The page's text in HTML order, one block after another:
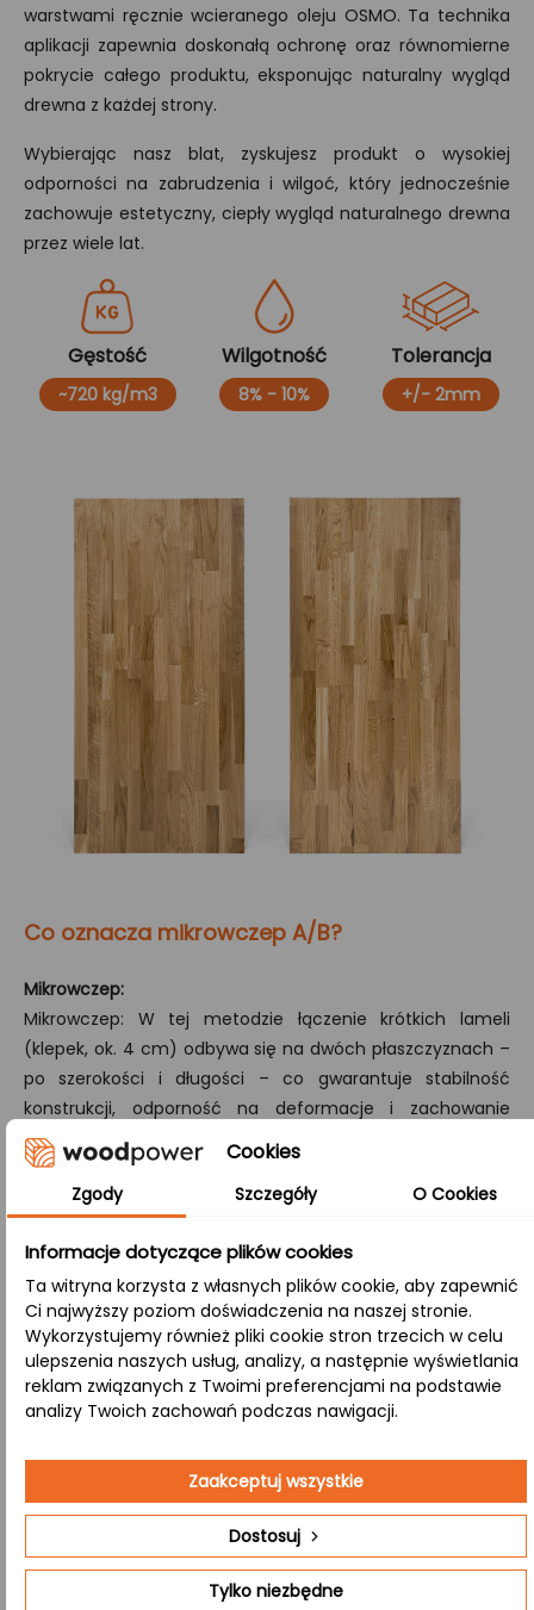
warstwami ręcznie wcieranego oleju OSMO. Ta technika
aplikacji zapewnia doskonałą ochronę oraz równomierne
pokrycie całego produktu, eksponując naturalny wygląd
drewna z każdej strony.
Wybierając nasz blat, zyskujesz produkt o wysokiej
odporności na zabrudzenia i wilgoć, który jednocześnie
zachowuje estetyczny, ciepły wygląd naturalnego drewna
przez wiele lat.
Gęstość
~720 kg/m3
Wilgotność
8% - 10%
Tolerancja
+/- 2mm
Co oznacza mikrowczep A/B?
Mikrowczep:
Mikrowczep: W tej metodzie łączenie krótkich lameli
(klepek, ok. 4 cm) odbywa się na dwóch płaszczyznach –
po szerokości i długości – co gwarantuje stabilność
konstrukcji, odporność na deformacje i zachowanie
naturalnego wyglądu drewna.
W tej klasie, jedna strona blatu (A) jest idealnie gładka,
natomiast strona B ujawnia naturalne sęki, co nadaje
produktowi wyjątkowy, kontrastowy charakter.
Zastosowanie:
– Drewno olejowane, które tworzy
przyjazną atmosferę idealną do spotkań przy
– Naturalne drewno tworzące przytulną
atmosferę podczas rodzinnych spotkań. Blat
Cookies
Zgody Szczegóły O Cookies
Informacje dotyczące plików cookies
Ta witryna korzysta z własnych plików cookie, aby zapewnić
Ci najwyższy poziom doświadczenia na naszej stronie.
Wykorzystujemy również pliki cookie stron trzecich w celu
ulepszenia naszych usług, analizy, a następnie wyświetlania
reklam związanych z Twoimi preferencjami na podstawie
analizy Twoich zachowań podczas nawigacji.
Tylko niezbędne
Dostosuj
Zaakceptuj wszystkie